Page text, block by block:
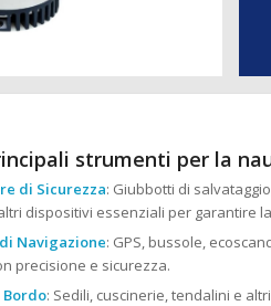
strumenti per la
di Sicurezza: Giubbotti di
dispositivi essenziali per garantire
Navigazione: GPS, bussole,
precisione e sicurezza.
: Sedili, cuscinerie, tendalini e